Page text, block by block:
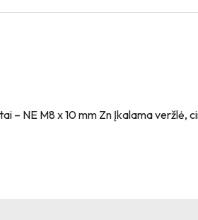
– NE M8 x 10 mm Zn Įkalama veržlė,